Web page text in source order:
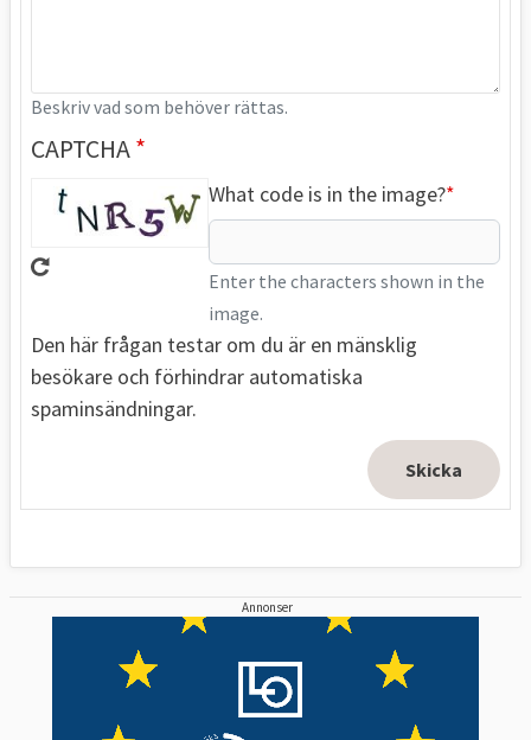
Beskriv vad som behöver rättas.
CAPTCHA
What code is in the image?
Enter the characters shown in the
image.
Den här frågan testar om du är en mänsklig
besökare och förhindrar automatiska
spaminsändningar.
Annonser